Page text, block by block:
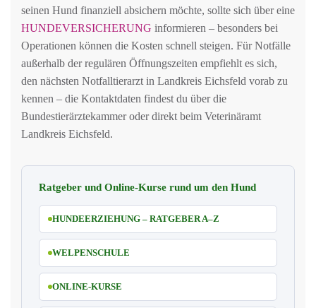
seinen Hund finanziell absichern möchte, sollte sich über eine
HUNDEVERSICHERUNG informieren – besonders bei
Operationen können die Kosten schnell steigen. Für Notfälle
außerhalb der regulären Öffnungszeiten empfiehlt es sich,
den nächsten Notfalltierarzt in Landkreis Eichsfeld vorab zu
kennen – die Kontaktdaten findest du über die
Bundestierärztekammer oder direkt beim Veterinäramt
Landkreis Eichsfeld.
Ratgeber und Online-Kurse rund um den Hund
HUNDEERZIEHUNG – RATGEBER A–Z
WELPENSCHULE
ONLINE-KURSE